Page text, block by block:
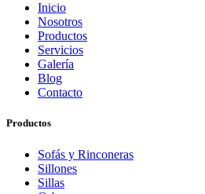
Inicio
Nosotros
Productos
Servicios
Galería
Blog
Contacto
Productos
Sofás y Rinconeras
Sillones
Sillas